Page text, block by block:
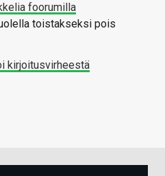
foorumilla
toistakseksi pois
kirjoitusvirheestä